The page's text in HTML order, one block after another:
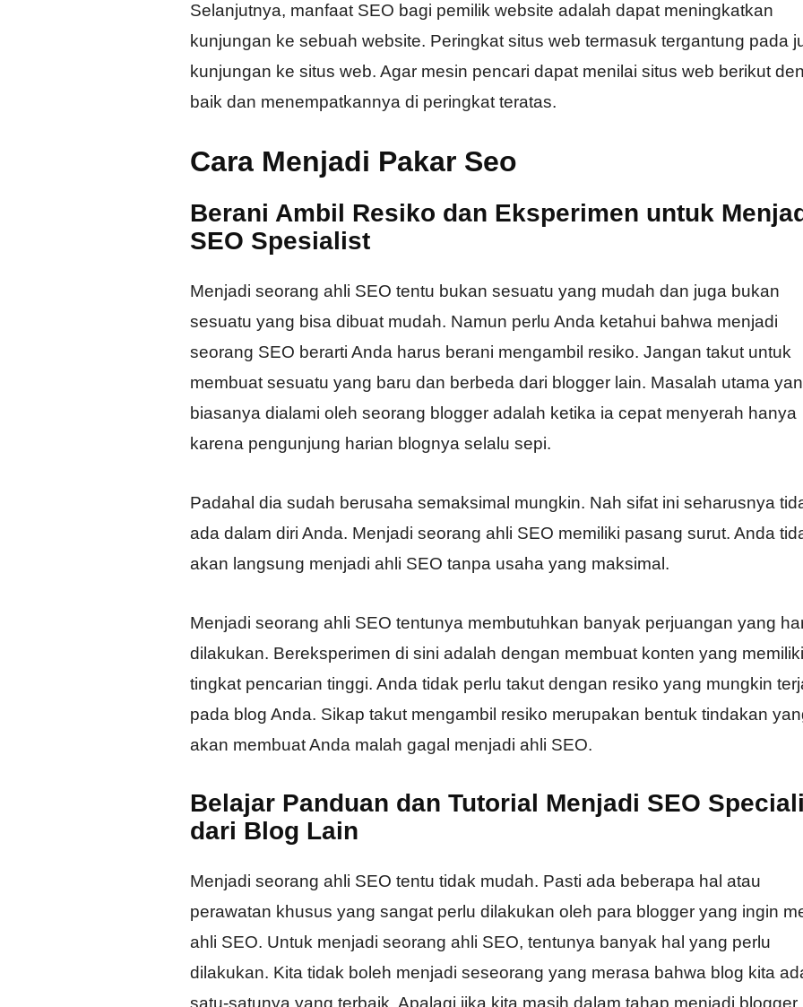
Selanjutnya, manfaat SEO bagi pemilik website adalah dapat meningkatkan
kunjungan ke sebuah website. Peringkat situs web termasuk tergantung pada
kunjungan ke situs web. Agar mesin pencari dapat menilai situs web berikut
baik dan menempatkannya di peringkat teratas.
Cara Menjadi Pakar Seo
Berani Ambil Resiko dan Eksperimen untuk
SEO Spesialist
Menjadi seorang ahli SEO tentu bukan sesuatu yang mudah dan juga bukan
sesuatu yang bisa dibuat mudah. Namun perlu Anda ketahui bahwa menjadi
seorang SEO berarti Anda harus berani mengambil resiko. Jangan takut untuk
membuat sesuatu yang baru dan berbeda dari blogger lain. Masalah utama
biasanya dialami oleh seorang blogger adalah ketika ia cepat menyerah hanya
karena pengunjung harian blognya selalu sepi.
Padahal dia sudah berusaha semaksimal mungkin. Nah sifat ini seharusnya
ada dalam diri Anda. Menjadi seorang ahli SEO memiliki pasang surut. Anda
akan langsung menjadi ahli SEO tanpa usaha yang maksimal.
Menjadi seorang ahli SEO tentunya membutuhkan banyak perjuangan yang
dilakukan. Bereksperimen di sini adalah dengan membuat konten yang memiliki
tingkat pencarian tinggi. Anda tidak perlu takut dengan resiko yang mungkin
pada blog Anda. Sikap takut mengambil resiko merupakan bentuk tindakan
akan membuat Anda malah gagal menjadi ahli SEO.
Belajar Panduan dan Tutorial Menjadi SEO
dari Blog Lain
Menjadi seorang ahli SEO tentu tidak mudah. Pasti ada beberapa hal atau
perawatan khusus yang sangat perlu dilakukan oleh para blogger yang ingin
ahli SEO. Untuk menjadi seorang ahli SEO, tentunya banyak hal yang perlu
dilakukan. Kita tidak boleh menjadi seseorang yang merasa bahwa blog kita
satu-satunya yang terbaik. Apalagi jika kita masih dalam tahap menjadi blogger